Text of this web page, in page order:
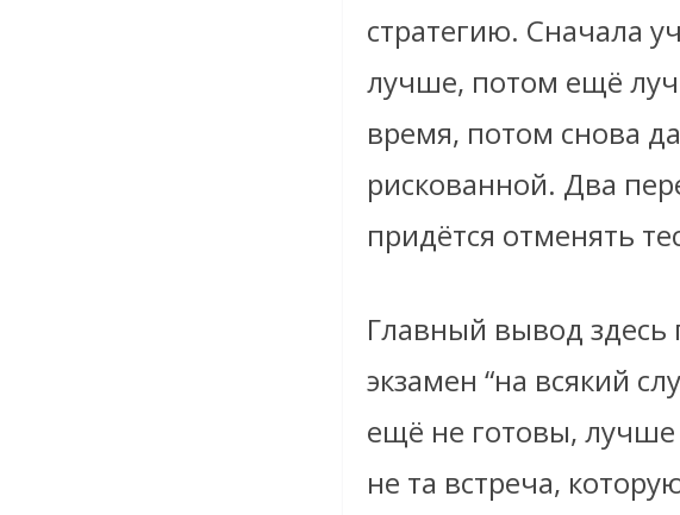
стратегию. Сначала
лучше, потом ещё
время, потом снова
рискованной. Два
придётся отменять
Главный вывод здесь
экзамен “на всякий
ещё не готовы,
не та встреча,